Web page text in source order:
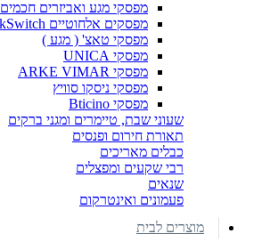
מפסקי מגע ואביזרים חכמים WIFI
מפסקים אלחוטיים QuickSwitch
מפסקי טאצ' ( מגע )
מפסקי UNICA
מפסקי ARKE VIMAR
מפסקי ניסקו סוויץ
מפסקי Bticino
שעוני שבת, טיימרים ומגני ברקים
תאורת חירום ופנסים
כבלים מאריכים
רבי שקעים ומפצלים
שנאים
פעמונים ואינטרקום
מוצרים לבית